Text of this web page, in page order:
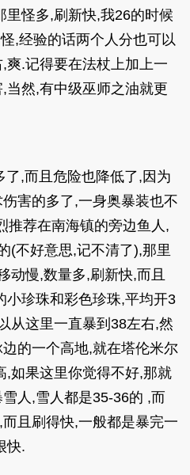
里怪多,刷新快,我26的时候
,经验的话两个人分也可以
爽.记得要在法杖上加上一
当然,有中级巫师之油就更
,而且危险也降低了,因为
害的多了,一身奥暴装也不
推荐在南海镇的旁边鱼人,
(不好意思,记不清了),那里
动慢,数量多,刷新快,而且
小珍珠和彩色珍珠,平均开3
从这里一直暴到38左右,然
的一个高地,就在塔伦米尔
,如果这里你觉得不好,那就
人,雪人都是35-36的 ,而
且刷得快,一般都是暴完一
快.